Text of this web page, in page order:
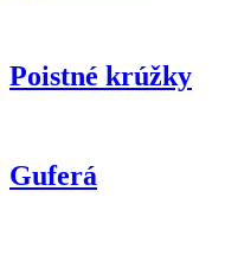
Poistné krúžky
Guferá